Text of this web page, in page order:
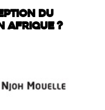
DU
AFRIQUE ?